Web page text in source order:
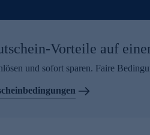
Vorteile auf
und sofort sparen. Faire